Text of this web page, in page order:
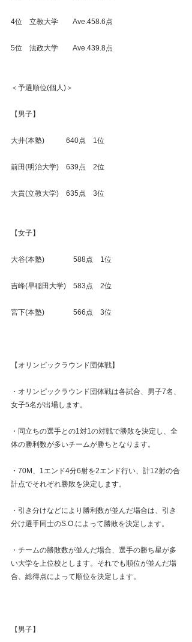
4位　立教大学　　Ave.458.6点
5位　法政大学　　Ave.439.8点
＜予選順位(個人)＞
【男子】
大井(本塾)　　　640点　1位
前田(明治大学)　639点　2位
大貫(立教大学)　635点　3位
【女子】
大谷(本塾)　　　　588点　1位
吉峰(早稲田大学)　583点　2位
宮下(本塾)　　　　566点　3位
【オリンピックラウンド団体戦】
・オリンピックラウンド団体戦は各試合、男子7名、
女子5名が出場します。
・同立ちの選手との1対1の対戦で勝敗を決定し、全
体の勝利数が多いチームが勝ちとなります。
・70M、1エンド4分6射を2エンド行い、計12射の合
計点でそれぞれ勝敗を決定します。
・引き分けなどにより勝利数が並んだ場合は、引き
分け選手同士のS.O.によって勝敗を決定します。
・チームの勝敗数が並んだ場合、選手の勝ち星が多
い大学を上位校とします。それでも順位が並んだ場
合、総得点によって順位を決定します。
【男子】